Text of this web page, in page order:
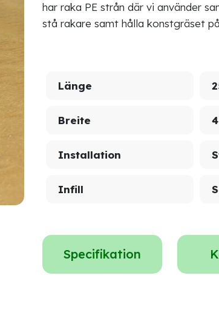
har raka PE strån där vi använder
stå rakare samt hålla konstgräset
Länge
Breite
Installation
Infill
Specifikation